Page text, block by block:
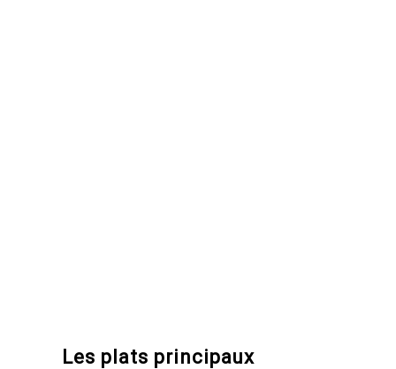
Les plats principaux